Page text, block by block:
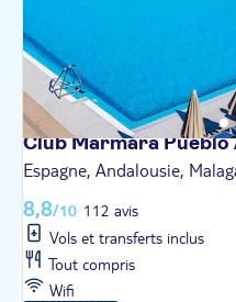
Club Marmara Pueblo
Espagne, Andalousie,
8,8/10 112 avis
Vols et transferts inclus
Tout compris
Wifi